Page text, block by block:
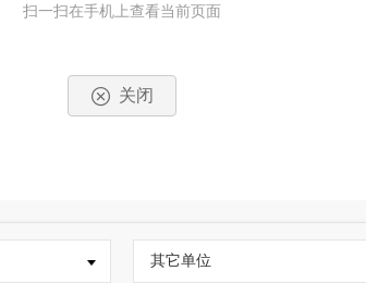
扫一扫在手机上查看当前页面
关闭
其它单位